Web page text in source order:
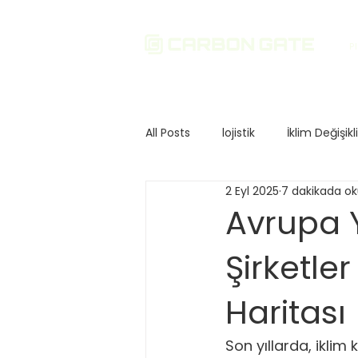
All Posts lojistik İklim
Sürdürülebilirlik Çevresel
Yatırım ve Finans Karbon
Karbon Düzenlemeleri
Avrupa
Haritası
2 Eyl 2025 7 dakikada
Son yıllarda,